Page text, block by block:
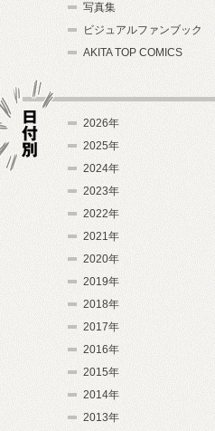
写真集
ビジュアルファンブック
AKITA TOP COMICS
2026年
2025年
2024年
2023年
2022年
2021年
2020年
2019年
2018年
2017年
2016年
2015年
2014年
2013年